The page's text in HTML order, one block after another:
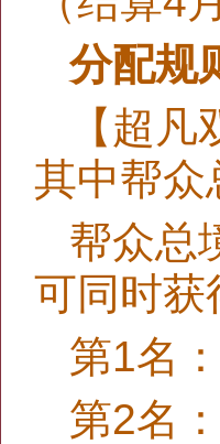
分配规
【超
其中帮众
帮众总
可同时获
第1名
第2名